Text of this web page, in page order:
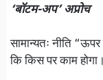
‘बॉटम-अप’ अप्रोच
सामान्यतः नीति
कि किस पर काम होगा।